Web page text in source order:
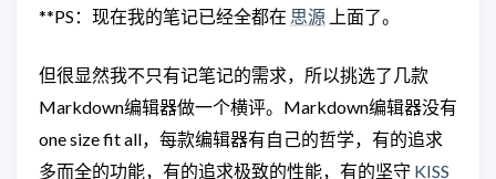
**PS：现在我的笔记已经全都在 思源 上面了。
但很显然我不只有记笔记的需求，所以挑选了几款
Markdown编辑器做一个横评。Markdown编辑器没有
one size fit all，每款编辑器有自己的哲学，有的追求
多而全的功能，有的追求极致的性能，有的坚守 KISS